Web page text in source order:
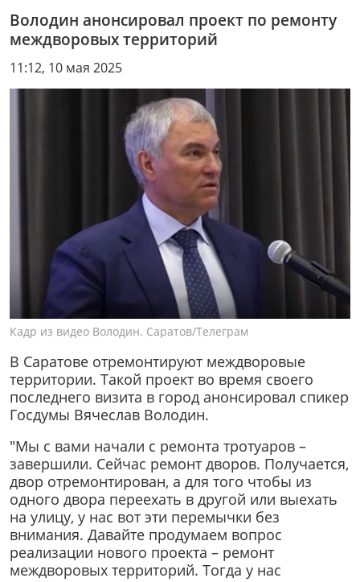
Володин анонсировал проект по ремонту
междворовых территорий
11:12, 10 мая 2025
Кадр из видео Володин. Саратов/Телеграм
В Саратове отремонтируют междворовые
территории. Такой проект во время своего
последнего визита в город анонсировал спикер
Госдумы Вячеслав Володин.
"Мы с вами начали с ремонта тротуаров –
завершили. Сейчас ремонт дворов. Получается,
двор отремонтирован, а для того чтобы из
одного двора переехать в другой или выехать
на улицу, у нас вот эти перемычки без
внимания. Давайте продумаем вопрос
реализации нового проекта – ремонт
междворовых территорий. Тогда у нас